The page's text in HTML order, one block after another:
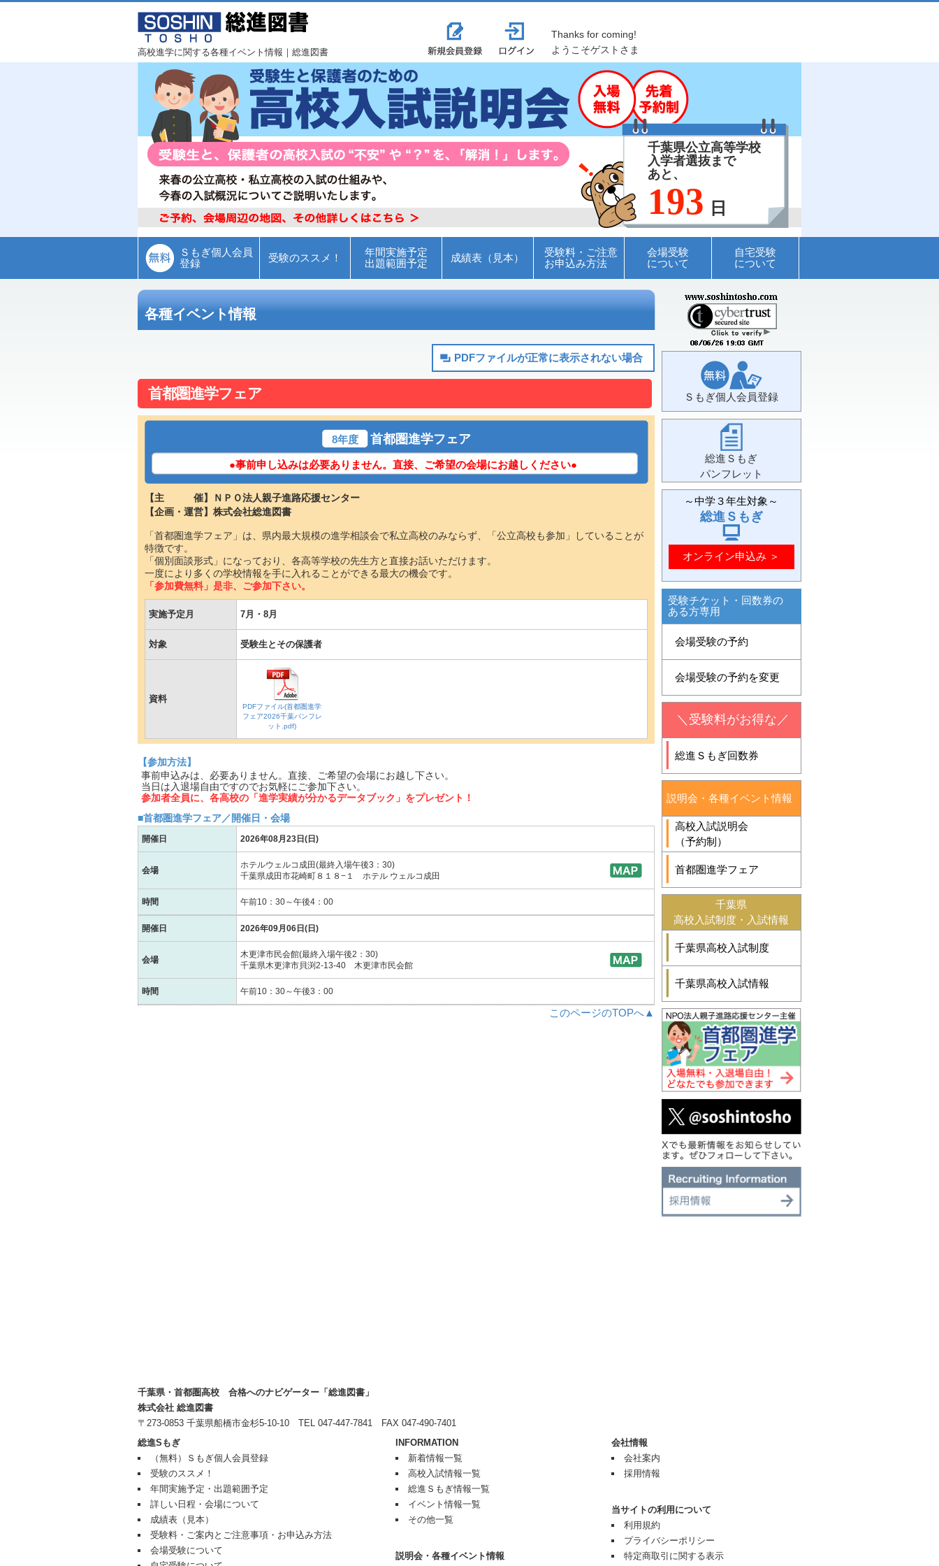
高校進学に関する各種イベント情報｜総進図書
Thanks for coming!
ようこそゲストさま
千葉県公立高等学校
入学者選抜まで
あと、
193 日
Ｓもぎ個人会員
登録
受験のススメ！
年間実施予定
出題範囲予定
成績表（見本）
受験料・ご注意
お申込み方法
会場受験
について
自宅受験
について
各種イベント情報
PDFファイルが正常に表示されない場合
首都圏進学フェア
8年度 首都圏進学フェア
●事前申し込みは必要ありません。直接、ご希望の会場にお越しください●
【主 催】ＮＰＯ法人親子進路応援センター
【企画・運営】株式会社総進図書
「首都圏進学フェア」は、県内最大規模の進学相談会で私立高校のみならず、「公立高校も参加」していることが
特徴です。
「個別面談形式」になっており、各高等学校の先生方と直接お話いただけます。
一度により多くの学校情報を手に入れることができる最大の機会です。
「参加費無料」是非、ご参加下さい。
実施予定月 7月・8月
対象 受験生とその保護者
資料
PDFファイル(首都圏進学
フェア2026千葉パンフレ
ット.pdf)
【参加方法】
事前申込みは、必要ありません。直接、ご希望の会場にお越し下さい。
当日は入退場自由ですのでお気軽にご参加下さい。
参加者全員に、各高校の「進学実績が分かるデータブック」をプレゼント！
■首都圏進学フェア／開催日・会場
開催日 2026年08月23日(日)
会場
ホテルウェルコ成田(最終入場午後3：30)
千葉県成田市花崎町８１８−１ ホテル ウェルコ成田
時間 午前10：30～午後4：00
開催日 2026年09月06日(日)
会場
木更津市民会館(最終入場午後2：30)
千葉県木更津市貝渕2-13-40 木更津市民会館
時間 午前10：30～午後3：00
このページのTOPへ▲
Ｓもぎ個人会員登録
総進Ｓもぎ
パンフレット
～中学３年生対象～
総進Ｓもぎ
オンライン申込み ＞
受験チケット・回数券の
ある方専用
会場受験の予約
会場受験の予約を変更
＼受験料がお得な／
総進Ｓもぎ回数券
説明会・各種イベント情報
高校入試説明会
（予約制）
首都圏進学フェア
千葉県
高校入試制度・入試情報
千葉県高校入試制度
千葉県高校入試情報
千葉県・首都圏高校 合格へのナビゲーター「総進図書」
株式会社 総進図書
〒273-0853 千葉県船橋市金杉5-10-10 TEL 047-447-7841 FAX 047-490-7401
総進Sもぎ
（無料）Ｓもぎ個人会員登録
受験のススメ！
年間実施予定・出題範囲予定
詳しい日程・会場について
成績表（見本）
受験料・ご案内とご注意事項・お申込み方法
会場受験について
INFORMATION
新着情報一覧
高校入試情報一覧
総進Ｓもぎ情報一覧
イベント情報一覧
その他一覧
説明会・各種イベント情報
会社情報
会社案内
採用情報
当サイトの利用について
利用規約
プライバシーポリシー
特定商取引に関する表示